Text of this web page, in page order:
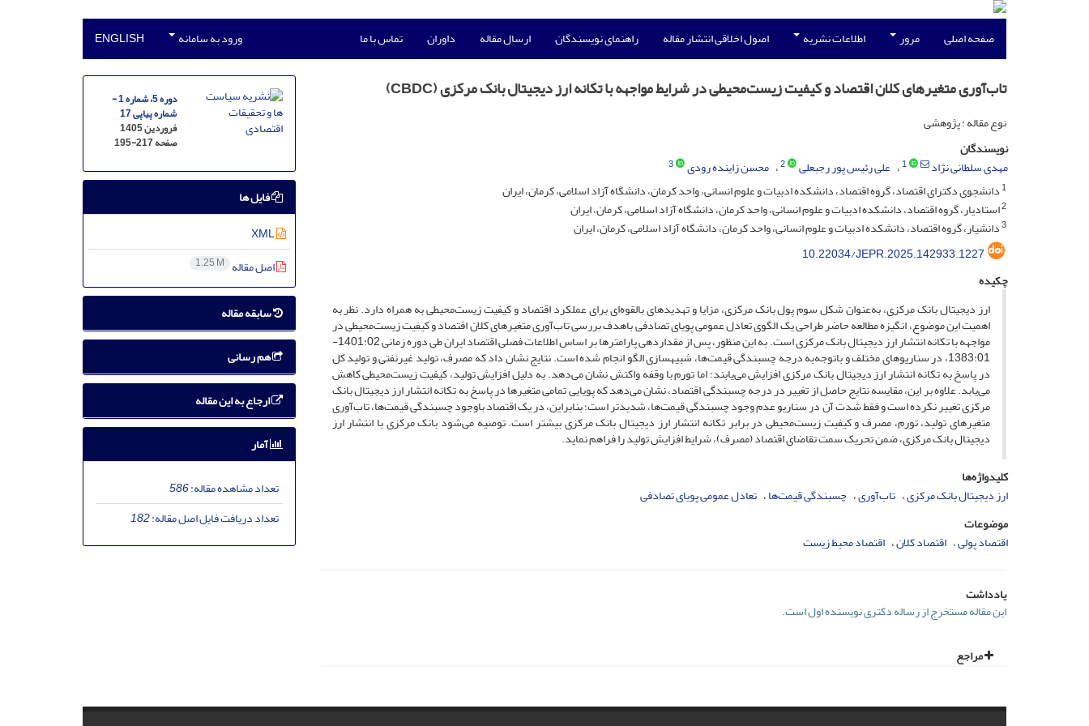
صفحه اصلی مرور اطلاعات نشریه اصول اخلاقی انتشار مقاله راهنمای نویسندگان ارسال مقاله داوران تماس با ما ورود به سامانه ENGLISH
تاب‌آوری متغیرهای کلان اقتصاد و کیفیت زیست‌محیطی در شرایط مواجهه با تکانه ارز دیجیتال بانک مرکزی (CBDC)
نوع مقاله : پژوهشی
نویسندگان
مهدی سلطانی نژاد
1 علی رئیس پور رجبعلی 2 محسن زاینده رودی
3
1دانشجوی دکترای اقتصاد، گروه اقتصاد، دانشکده ادبیات و علوم انسانی، واحد کرمان، دانشگاه آزاد اسلامی، کرمان، ایران
2استادیار، گروه اقتصاد، دانشکده ادبیات و علوم انسانی، واحد کرمان، دانشگاه آزاد اسلامی، کرمان، ایران
3دانشیار، گروه اقتصاد، دانشکده ادبیات و علوم انسانی، واحد کرمان، دانشگاه آزاد اسلامی، کرمان، ایران
10.22034/JEPR.2025.142933.1227
چکیده
ارز دیجیتال بانک مرکزی، به‌عنوان شکل سوم پول بانک مرکزی، مزایا و تهدیدهای بالقوه‌ای برای عملکرد اقتصاد و کیفیت زیست‌محیطی به همراه دارد. نظر به
اهمیت این موضوع، انگیزه مطالعه حاضر طراحی یک الگوی تعادل عمومی پویای تصادفی باهدف بررسی تاب‌آوری متغیرهای کلان اقتصاد و کیفیت زیست‌محیطی در
مواجهه با تکانه انتشار ارز دیجیتال بانک مرکزی است. به این منظور، پس از مقداردهی پارامترها بر اساس اطلاعات فصلی اقتصاد ایران طی دوره زمانی 1401:02-
1383:01، در سناریوهای مختلف و باتوجه‌به درجه چسبندگی قیمت‌ها، شبیه‏سازی الگو انجام شده است. نتایج نشان داد که مصرف، تولید غیرنفتی و تولید کل
در پاسخ به تکانه انتشار ارز دیجیتال بانک مرکزی افزایش می‌یابند؛ اما تورم با وقفه واکنش نشان می‌دهد. به دلیل افزایش تولید، کیفیت زیست‌محیطی کاهش
می‌یابد. علاوه بر این، مقایسه نتایج حاصل از تغییر در درجه چسبندگی اقتصاد، نشان می‌دهد که پویایی تمامی متغیرها در پاسخ به تکانه انتشار ارز دیجیتال بانک
مرکزی تغییر نکرده است و فقط شدت آن در سناریو عدم وجود چسبندگی قیمت‌ها، شدیدتر است؛ بنابراین، در یک اقتصاد باوجود چسبندگی قیمت‌ها، تاب‌آوری
متغیرهای تولید، تورم، مصرف و کیفیت زیست‌محیطی در برابر تکانه انتشار ارز دیجیتال بانک مرکزی بیشتر است. توصیه می‌شود بانک مرکزی با انتشار ارز
دیجیتال بانک مرکزی، ضمن تحریک سمت تقاضای اقتصاد (مصرف)، شرایط افزایش تولید را فراهم نماید.
کلیدواژه‌ها
ارز دیجیتال بانک مرکزی تاب‌آوری چسبندگی قیمت‌ها تعادل عمومی پویای تصادفی
موضوعات
اقتصاد پولی اقتصاد کلان اقتصاد محیط زیست
یادداشت
این مقاله مستخرج از رساله دکتری نویسنده اول است.
مراجع
دوره 5، شماره 1 -
شماره پیاپی 17
فروردین 1405
صفحه195-217
فایل ها
XML
اصل مقاله 1.25 M
سابقه مقاله
هم رسانی
ارجاع به این مقاله
آمار
تعداد مشاهده مقاله:586
تعداد دریافت فایل اصل مقاله:182